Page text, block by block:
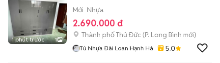
1 phút trước 1
Mới Nhựa
2.690.000 đ
Thành phố Thủ Đức (P. Long Bình mới)
Tủ Nhựa Đài Loan Hạnh Hà 5.0